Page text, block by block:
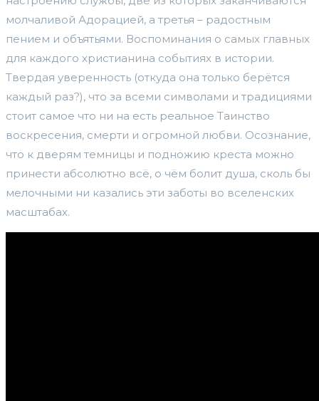
молчаливой Адорацией, а третья – радостным
пением и объятьями. Воспоминания о самых главных
для каждого христианина событиях в истории.
Твердая уверенность (откуда она только берётся
каждый раз?), что за всеми символами и традициями
стоит самое что ни на есть реальное Таинство
воскресения, смерти и огромной любви. Осознание,
что к дверям темницы и подножию креста можно
принести абсолютно всё, о чём болит душа, сколь бы
мелочными ни казались эти заботы во вселенских
масштабах.